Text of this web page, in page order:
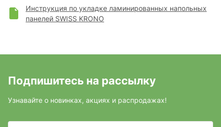
Инструкция по укладке ламинированных напольных
панелей SWISS KRONO
Подпишитесь на рассылку
Узнавайте о новинках, акциях и распродажах!